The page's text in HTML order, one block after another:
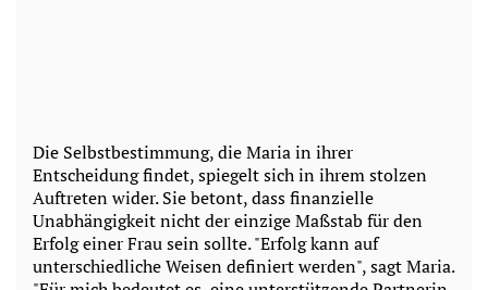
Die Selbstbestimmung, die Maria in ihrer
Entscheidung findet, spiegelt sich in ihrem stolzen
Auftreten wider. Sie betont, dass finanzielle
Unabhängigkeit nicht der einzige Maßstab für den
Erfolg einer Frau sein sollte. "Erfolg kann auf
unterschiedliche Weisen definiert werden", sagt Maria.